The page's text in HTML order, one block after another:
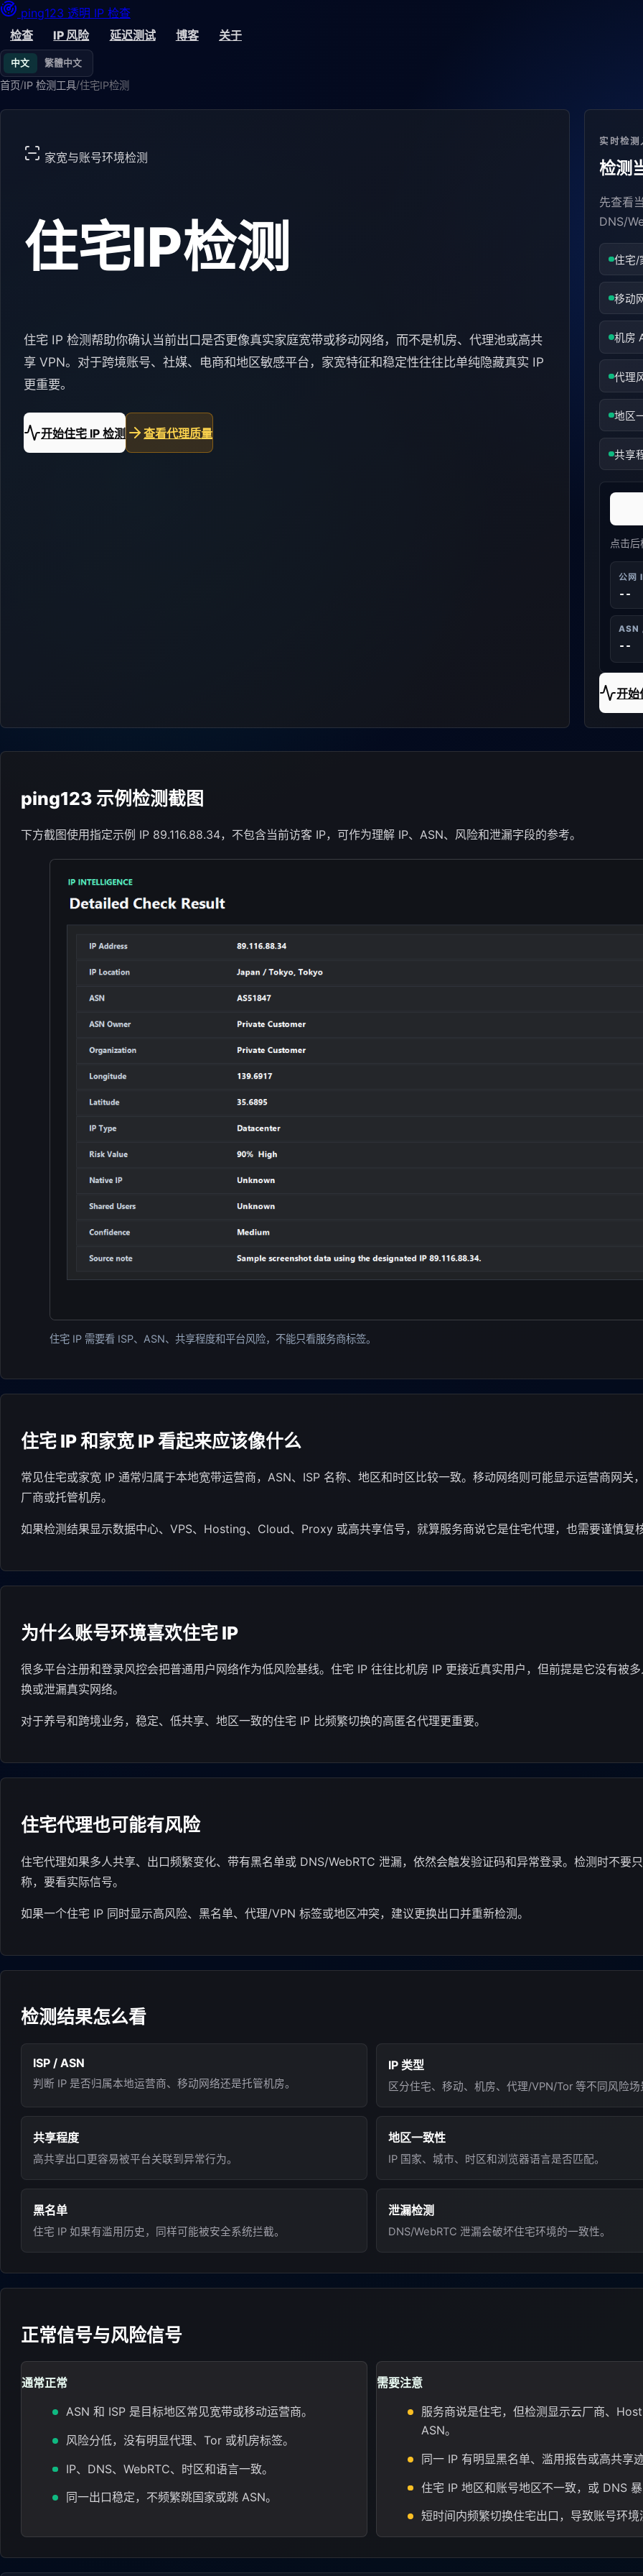
ping123 透明 IP 检查
检查
IP 风险 延迟测试 博客 关于
中文 繁體中文
首页/IP 检测工具/住宅IP检测
家宽与账号环境检测
住宅IP检测
住宅 IP 检测帮助你确认当前出口是否更像真实家庭宽带或移动网络，而不是机房、代理池或高共
享 VPN。对于跨境账号、社媒、电商和地区敏感平台，家宽特征和稳定性往往比单纯隐藏真实 IP
更重要。
开始住宅 IP 检测 查看代理质量
实时检测
检测
先查看
DNS/
住宅/
移动
机房
代理
地区
共享
点击
公网
--
ASN
--
开始
ping123 示例检测截图
下方截图使用指定示例 IP 89.116.88.34，不包含当前访客 IP，可作为理解 IP、ASN、风险和泄漏字段的参考。
住宅 IP 需要看 ISP、ASN、共享程度和平台风险，不能只看服务商标签。
住宅 IP 和家宽 IP 看起来应该像什么
常见住宅或家宽 IP 通常归属于本地宽带运营商，ASN、ISP 名称、地区和时区比较一致。移动网络则可能显示运营商网关
厂商或托管机房。
如果检测结果显示数据中心、VPS、Hosting、Cloud、Proxy 或高共享信号，就算服务商说它是住宅代理，也需要谨慎复
为什么账号环境喜欢住宅 IP
很多平台注册和登录风控会把普通用户网络作为低风险基线。住宅 IP 往往比机房 IP 更接近真实用户，但前提是它没有被
换或泄漏真实网络。
对于养号和跨境业务，稳定、低共享、地区一致的住宅 IP 比频繁切换的高匿名代理更重要。
住宅代理也可能有风险
住宅代理如果多人共享、出口频繁变化、带有黑名单或 DNS/WebRTC 泄漏，依然会触发验证码和异常登录。检测时不要
称，要看实际信号。
如果一个住宅 IP 同时显示高风险、黑名单、代理/VPN 标签或地区冲突，建议更换出口并重新检测。
检测结果怎么看
ISP / ASN
判断 IP 是否归属本地运营商、移动网络还是托管机房。
IP 类型
区分住宅、移动、机房、代理/VPN/Tor 等不同风险场
共享程度
高共享出口更容易被平台关联到异常行为。
地区一致性
IP 国家、城市、时区和浏览器语言是否匹配。
黑名单
住宅 IP 如果有滥用历史，同样可能被安全系统拦截。
泄漏检测
DNS/WebRTC 泄漏会破坏住宅环境的一致性。
正常信号与风险信号
通常正常
ASN 和 ISP 是目标地区常见宽带或移动运营商。
风险分低，没有明显代理、Tor 或机房标签。
IP、DNS、WebRTC、时区和语言一致。
同一出口稳定，不频繁跳国家或跳 ASN。
需要注意
服务商说是住宅，但检测显示云厂商、
ASN。
同一 IP 有明显黑名单、滥用报告或高共享
住宅 IP 地区和账号地区不一致，或 DNS
短时间内频繁切换住宅出口，导致账号环境